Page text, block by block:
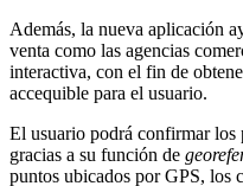
Además, la nueva aplicación
venta como las agencias
interactiva, con el fin de
accequible para el usuario.
El usuario podrá confirmar los
gracias a su función de
puntos ubicados por GPS, los